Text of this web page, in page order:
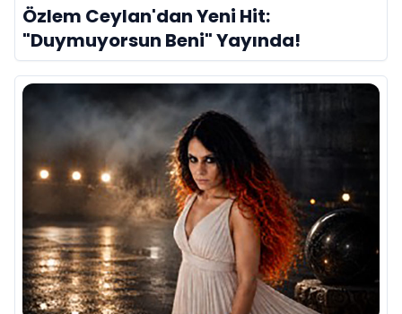
Özlem Ceylan'dan Yeni Hit:
"Duymuyorsun Beni" Yayında!